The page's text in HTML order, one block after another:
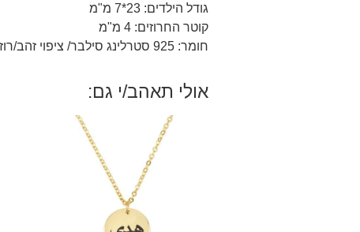
גודל הילדים: 23*7 מ"מ
קוטר החרוזים: 4 מ"מ
חומר: 925 סטרלינג סילבר/ ציפוי זהב/רוז 18 קראט.
אולי תאהב/י גם: